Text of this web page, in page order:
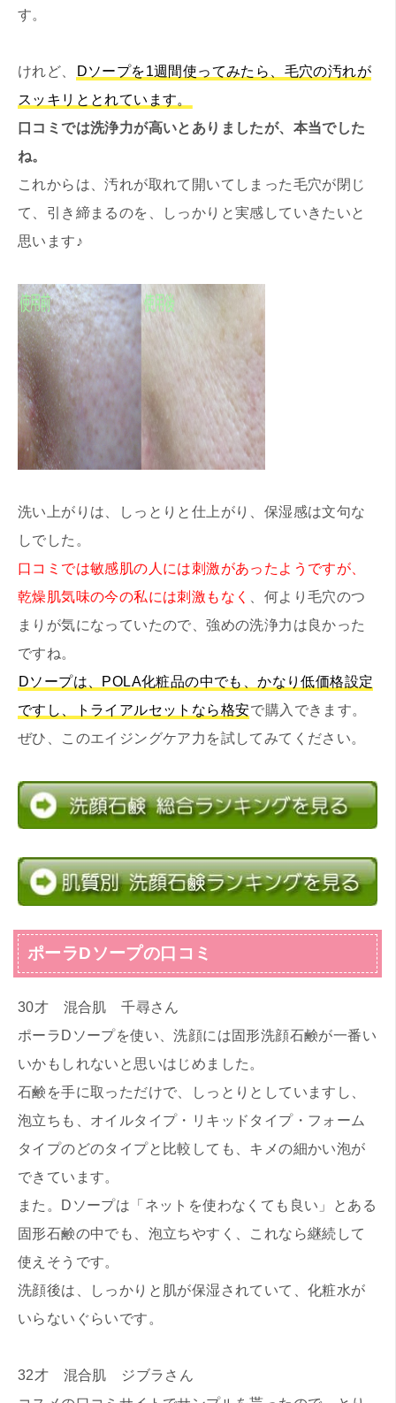
す。
けれど、
Dソープを1週間使ってみたら、毛穴の汚れが
スッキリととれています。
口コミでは洗浄力が高いとありましたが、本当でした
ね。
これからは、汚れが取れて開いてしまった毛穴が閉じ
て、引き締まるのを、しっかりと実感していきたいと
思います♪
洗い上がりは、しっとりと仕上がり、保湿感は文句な
しでした。
口コミでは敏感肌の人には刺激があったようですが、
乾燥肌気味の今の私には刺激もなく
、何より毛穴のつ
まりが気になっていたので、強めの洗浄力は良かった
ですね。
Dソープは、POLA化粧品の中でも、かなり低価格設定
ですし、トライアルセットなら格安で購入できます。
ぜひ、このエイジングケア力を試してみてください。
ポーラDソープの口コミ
30才 混合肌 千尋さん
ポーラDソープを使い、洗顔には固形洗顔石鹸が一番い
いかもしれないと思いはじめました。
石鹸を手に取っただけで、しっとりとしていますし、
泡立ちも、オイルタイプ・リキッドタイプ・フォーム
タイプのどのタイプと比較しても、キメの細かい泡が
できています。
また。Dソープは「ネットを使わなくても良い」とある
固形石鹸の中でも、泡立ちやすく、これなら継続して
使えそうです。
洗顔後は、しっかりと肌が保湿されていて、化粧水が
いらないぐらいです。
32才 混合肌 ジブラさん